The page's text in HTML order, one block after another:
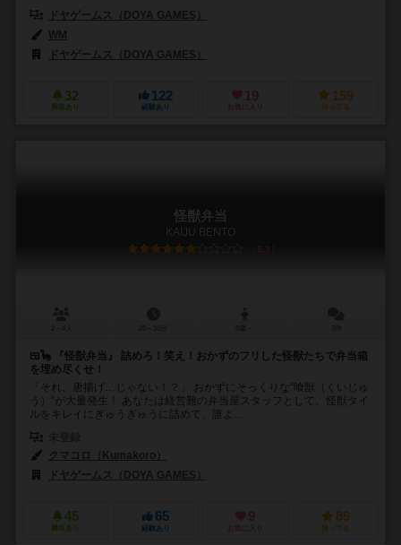
ドヤゲームス（DOYA GAMES）
WM
ドヤゲームス（DOYA GAMES）
32
興味あり
122
経験あり
19
お気に入り
159
持ってる
怪獣弁当
KAIJU BENTO
6.1
🍱🦕 『怪獣弁当』 詰めろ！笑え！おかずのフリした怪獣たちで弁当箱
を埋め尽くせ！
「それ、唐揚げ…じゃない！？」 おかずにそっくりな“喰獣（くいじゅ
う）”が大量発生！ あなたは経営難の弁当屋スタッフとして、怪獣タイ
ルをキレイにぎゅうぎゅうに詰めて、誰よ...
クマコロ（Kumakoro）
ドヤゲームス（DOYA GAMES）
45
興味あり
65
経験あり
9
お気に入り
89
持ってる